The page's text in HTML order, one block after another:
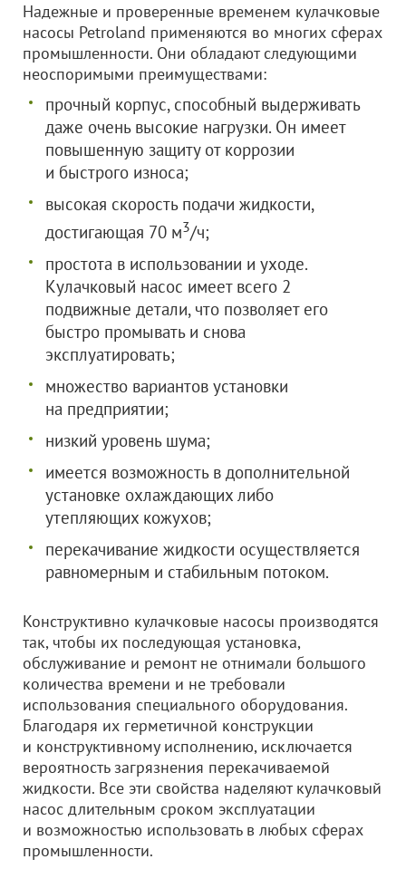
Надежные и проверенные временем кулачковые
насосы Petroland применяются во многих сферах
промышленности. Они обладают следующими
неоспоримыми преимуществами:
прочный корпус, способный выдерживать
даже очень высокие нагрузки. Он имеет
повышенную защиту от коррозии
и быстрого износа;
высокая скорость подачи жидкости,
достигающая 70 м3/ч;
простота в использовании и уходе.
Кулачковый насос имеет всего 2
подвижные детали, что позволяет его
быстро промывать и снова
эксплуатировать;
множество вариантов установки
на предприятии;
низкий уровень шума;
имеется возможность в дополнительной
установке охлаждающих либо
утепляющих кожухов;
перекачивание жидкости осуществляется
равномерным и стабильным потоком.
Конструктивно кулачковые насосы производятся
так, чтобы их последующая установка,
обслуживание и ремонт не отнимали большого
количества времени и не требовали
использования специального оборудования.
Благодаря их герметичной конструкции
и конструктивному исполнению, исключается
вероятность загрязнения перекачиваемой
жидкости. Все эти свойства наделяют кулачковый
насос длительным сроком эксплуатации
и возможностью использовать в любых сферах
промышленности.